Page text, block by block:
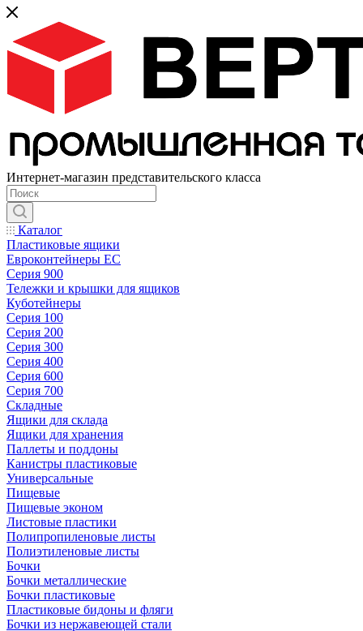
Интернет-магазин представительского класса
Каталог
Пластиковые ящики
Евроконтейнеры ЕС
Серия 900
Тележки и крышки для ящиков
Куботейнеры
Серия 100
Серия 200
Серия 300
Серия 400
Серия 600
Серия 700
Складные
Ящики для склада
Ящики для хранения
Паллеты и поддоны
Канистры пластиковые
Универсальные
Пищевые
Пищевые эконом
Листовые пластики
Полипропиленовые листы
Полиэтиленовые листы
Бочки
Бочки металлические
Бочки пластиковые
Пластиковые бидоны и фляги
Бочки из нержавеющей стали